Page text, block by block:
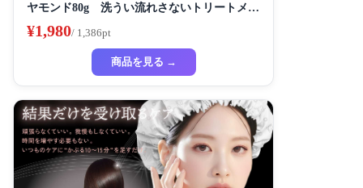
ヤモンド80g 洗うい流れさないトリートメン
ト ヘアスプレー アルガンオイル協力する (髪
質の改善スプレー)
¥1,980/ 1,386pt
商品を見る →